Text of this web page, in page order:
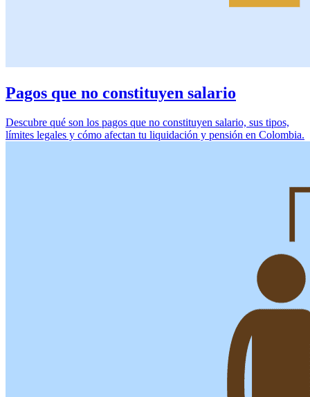
Pagos que no constituyen salario
Descubre qué son los pagos que no constituyen salario, sus tipos,
límites legales y cómo afectan tu liquidación y pensión en Colombia.